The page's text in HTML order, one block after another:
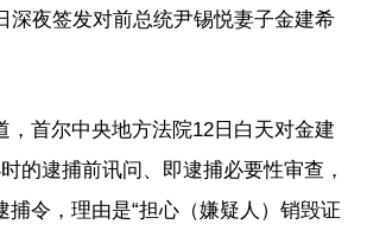
深夜签发对前总统尹锡悦妻子金建希
，首尔中央地方法院12日白天对金建
的逮捕前讯问、即逮捕必要性审查，
捕令，理由是“担心（嫌疑人）销毁证